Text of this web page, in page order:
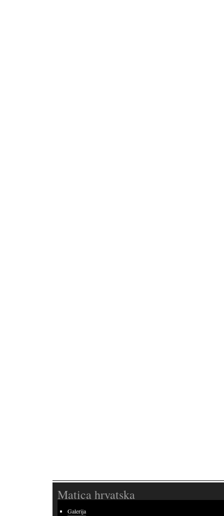
Matica hrvatska
Galerija